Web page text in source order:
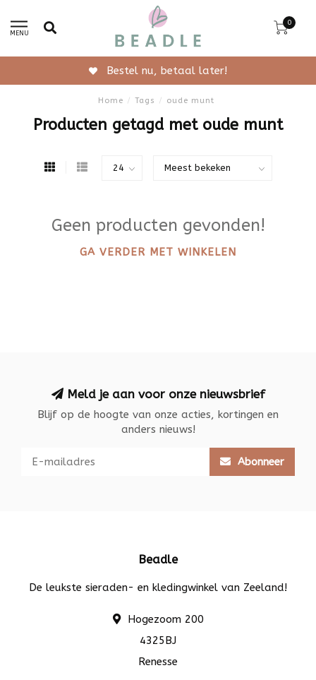
MENU
0
Bestel nu, betaal later!
Home / Tags / oude munt
Producten getagd met oude munt
Geen producten gevonden!
GA VERDER MET WINKELEN
Meld je aan voor onze nieuwsbrief
Blijf op de hoogte van onze acties, kortingen en
anders nieuws!
Abonneer
Beadle
De leukste sieraden- en kledingwinkel van Zeeland!
Hogezoom 200
4325BJ
Renesse